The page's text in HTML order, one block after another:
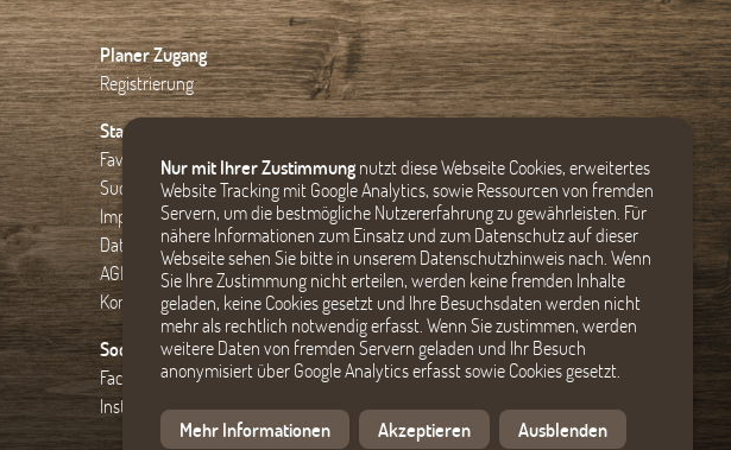
Nur mit Ihrer Zustimmungnutzt diese Webseite Cookies, erweitertes
Website Tracking mit Google Analytics, sowie Ressourcen von fremden
Servern, um die bestmögliche Nutzererfahrung zu gewährleisten. Für
nähere Informationen zum Einsatz und zum Datenschutz auf dieser
Webseite sehen Sie bitte in unserem Datenschutzhinweis nach. Wenn
Sie Ihre Zustimmung nicht erteilen, werden keine fremden Inhalte
geladen, keine Cookies gesetzt und Ihre Besuchsdaten werden nicht
mehr als rechtlich notwendig erfasst. Wenn Sie zustimmen, werden
weitere Daten von fremden Servern geladen und Ihr Besuch
anonymisiert über Google Analytics erfasst sowie Cookies gesetzt.
Mehr Informationen Akzeptieren Ausblenden
Planer Zugang
Registrierung
Startseite
Favoriten
Suche
Impressum
Datenschutz
AGB
Kontakt
Social Media
Facebook
Instagram